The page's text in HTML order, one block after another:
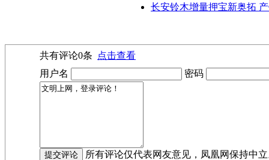
长安铃木增量押宝新奥拓
共有评论0条
点击查看
用户名
密码
所有评论仅代表网友意见，凤凰网保持中